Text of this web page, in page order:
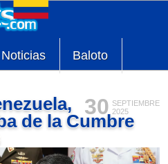
Noticias Baloto
30 SEPTIEMBRE
2025
de la Cumbre